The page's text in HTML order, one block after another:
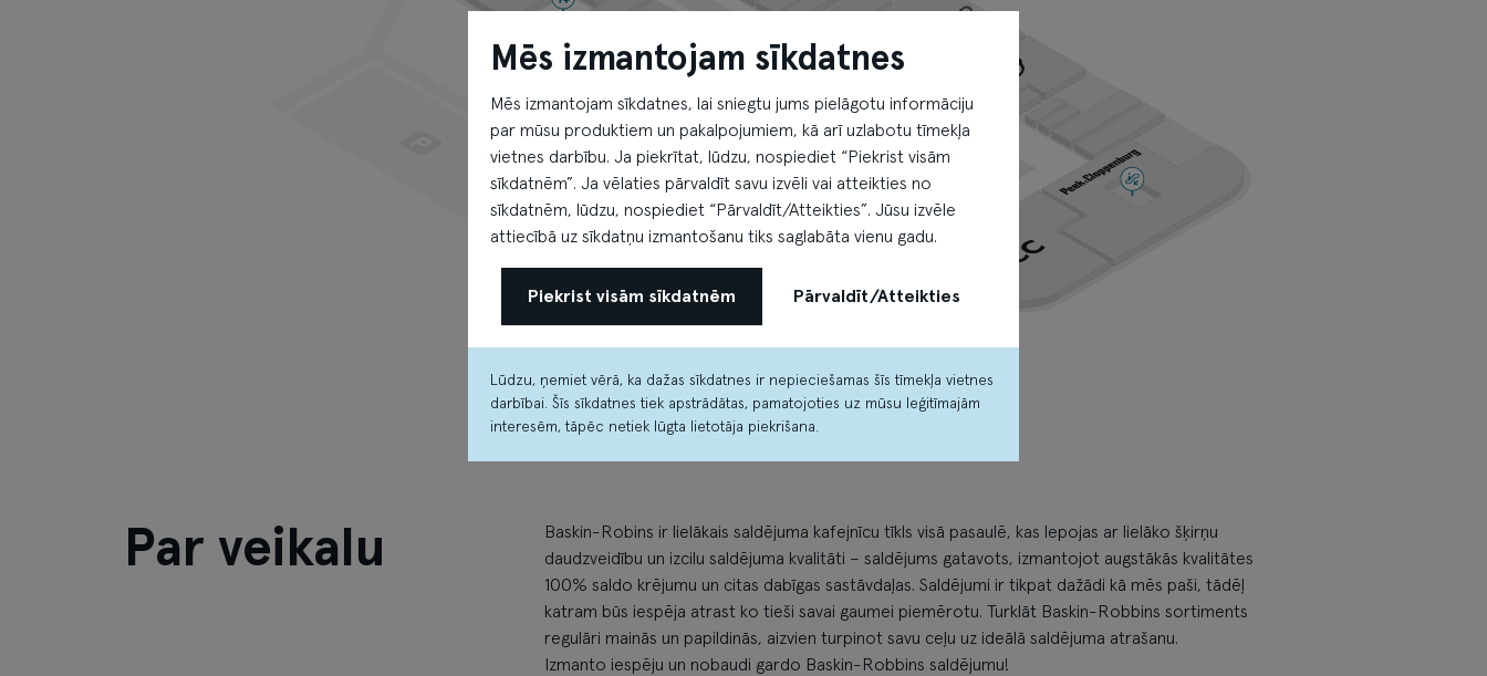
Par veikalu
Baskin-Robins ir lielākais saldējuma kafejnīcu tīkls visā pasaulē, kas lepojas ar lielāko šķirņu
daudzveidību un izcilu saldējuma kvalitāti – saldējums gatavots, izmantojot augstākās kvalitātes
100% saldo krējumu un citas dabīgas sastāvdaļas. Saldējumi ir tikpat dažādi kā mēs paši, tādēļ
katram būs iespēja atrast ko tieši savai gaumei piemērotu. Turklāt Baskin-Robbins sortiments
regulāri mainās un papildinās, aizvien turpinot savu ceļu uz ideālā saldējuma atrašanu.
Izmanto iespēju un nobaudi gardo Baskin-Robbins saldējumu!
Mēs izmantojam sīkdatnes
Mēs izmantojam sīkdatnes, lai sniegtu jums pielāgotu informāciju
par mūsu produktiem un pakalpojumiem, kā arī uzlabotu tīmekļa
vietnes darbību. Ja piekrītat, lūdzu, nospiediet “Piekrist visām
sīkdatnēm”. Ja vēlaties pārvaldīt savu izvēli vai atteikties no
sīkdatnēm, lūdzu, nospiediet “Pārvaldīt/Atteikties”. Jūsu izvēle
attiecībā uz sīkdatņu izmantošanu tiks saglabāta vienu gadu.
Piekrist visām sīkdatnēm Pārvaldīt/Atteikties
Lūdzu, ņemiet vērā, ka dažas sīkdatnes ir nepieciešamas šīs tīmekļa vietnes
darbībai. Šīs sīkdatnes tiek apstrādātas, pamatojoties uz mūsu leģitīmajām
interesēm, tāpēc netiek lūgta lietotāja piekrišana.